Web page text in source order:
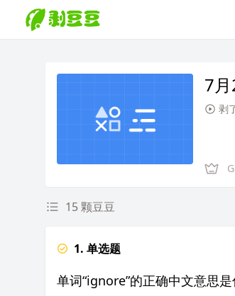
7月
剥
15 颗豆豆
1. 单选题
单词“ignore”的正确中文意思是